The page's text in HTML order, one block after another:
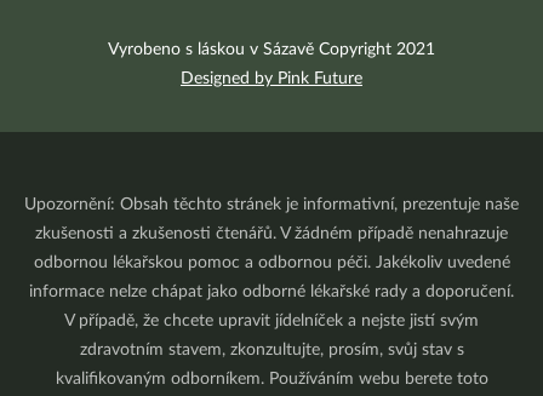
Vyrobeno s láskou v Sázavě Copyright 2021
Designed by Pink Future
Upozornění: Obsah těchto stránek je informativní, prezentuje naše
zkušenosti a zkušenosti čtenářů. V žádném případě nenahrazuje
odbornou lékařskou pomoc a odbornou péči. Jakékoliv uvedené
informace nelze chápat jako odborné lékařské rady a doporučení.
V případě, že chcete upravit jídelníček a nejste jistí svým
zdravotním stavem, zkonzultujte, prosím, svůj stav s
kvalifikovaným odborníkem. Používáním webu berete toto